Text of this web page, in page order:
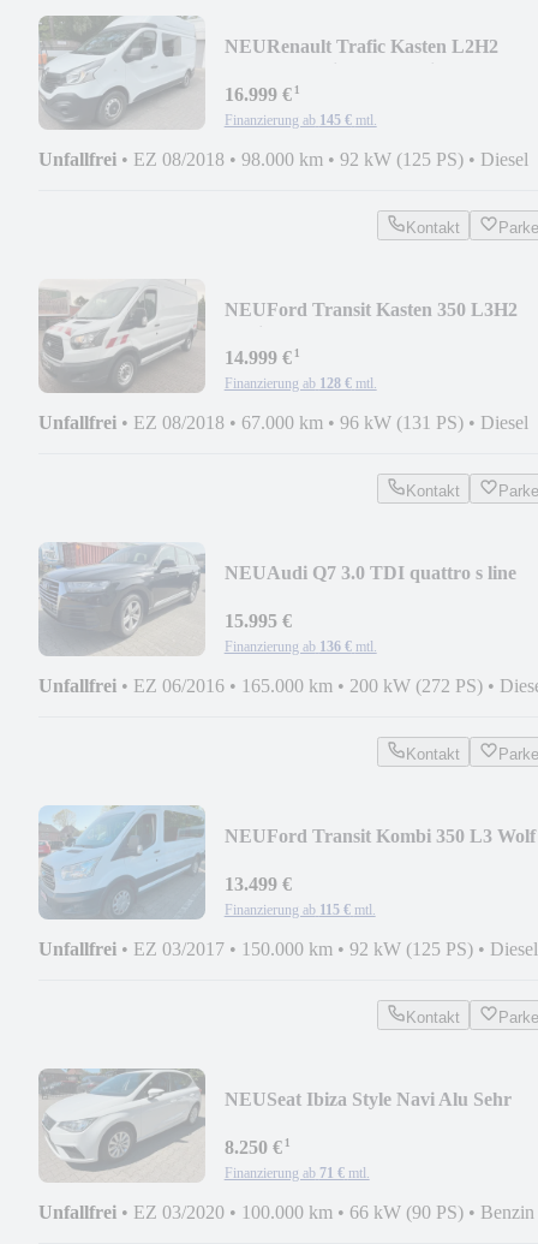
NEURenault Trafic Kasten L2H2
16.999 €¹
Finanzierung ab 145 € mtl.
Unfallfrei • EZ 08/2018 • 98.000 km • 92 kW (125 PS) • Diesel
Kontakt
NEUFord Transit Kasten 350 L3H2
14.999 €¹
Finanzierung ab 128 € mtl.
Unfallfrei • EZ 08/2018 • 67.000 km • 96 kW (131 PS) • Diesel
Kontakt
NEUAudi Q7 3.0 TDI quattro s line
15.995 €
Finanzierung ab 136 € mtl.
Unfallfrei • EZ 06/2016 • 165.000 km • 200 kW (272 PS) •
Kontakt
NEUFord Transit Kombi 350 L3 Wolf
13.499 €
Finanzierung ab 115 € mtl.
Unfallfrei • EZ 03/2017 • 150.000 km • 92 kW (125 PS) • Diesel
Kontakt
NEUSeat Ibiza Style Navi Alu Sehr
8.250 €¹
Finanzierung ab 71 € mtl.
Unfallfrei • EZ 03/2020 • 100.000 km • 66 kW (90 PS) • Benzin